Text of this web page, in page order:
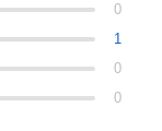
0
1
0
0